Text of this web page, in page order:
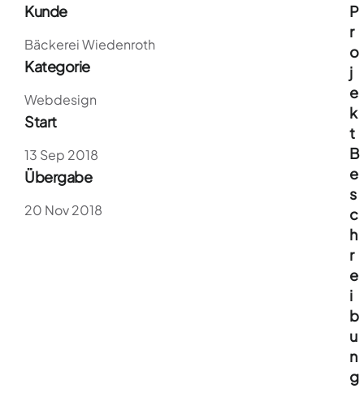
Kunde
Bäckerei Wiedenroth
Kategorie
Webdesign
Start
13 Sep 2018
Übergabe
20 Nov 2018
P
r
o
j
e
k
t
B
e
s
c
h
r
e
i
b
u
n
g